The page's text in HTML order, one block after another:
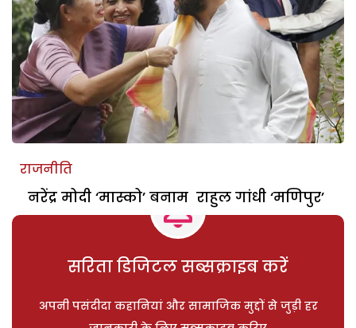
राजनीति
नरेंद्र मोदी ‘मास्को’ बनाम राहुल गांधी ‘मणिपुर’
सरिता डिजिटल सब्सक्राइब करें
अपनी पसंदीदा कहानियां और सामाजिक मुद्दों से जुड़ी हर